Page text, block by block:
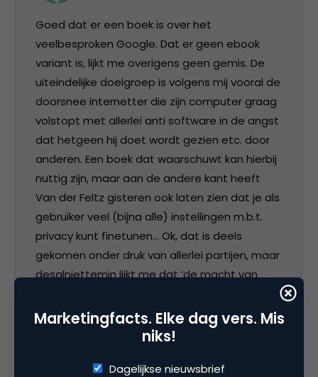
Goed dat er een boek is over het
veelbesproken Google. Dat er geen ebook
variant is, lijkt me overigens geen gemis. De
uiteindelijke doelgroep is volgens mij vooral de
doorsnee internetter die zijn computer graag
volstopt met allerlei anti software in de angst
dat hetgeen hij doet wordt gezien etc. door
anderen. Een boek dat waarschuwt kan hierbij
nuttig zijn, maar aan de andere kant heeft
Van der Feltz gisteren ook laten zien dat je als
gebruiker veel (bijna alle) instellingen m.b.t.
privacy kunt finetunen… Ok, dat is deels
gekomen onder druk van allerlei partijen, maar
desalniettemin lijkt me dat ‘de macht van
burger. En dat sommige zaken, zoals bij
google het opslaan van wifidata, niet door de
bedrijf zich op zijn manier ook wel eens
Marketingfacts. Elke dag vers. Mis
niks!
Dagelijkse nieuwsbrief